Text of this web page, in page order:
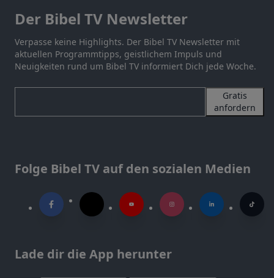
Der Bibel TV Newsletter
Verpasse keine Highlights. Der Bibel TV Newsletter mit
aktuellen Programmtipps, geistlichem Impuls und
Neuigkeiten rund um Bibel TV informiert Dich jede Woche.
Gratis
anfordern
Folge Bibel TV auf den sozialen Medien
Lade dir die App herunter